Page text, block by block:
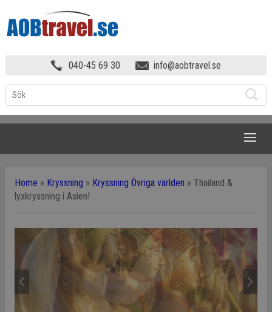
040-45 69 30 info@aobtravel.se
Home » Kryssning » Kryssning Övriga världen » Thailand &
lyxkryssning i Asien!